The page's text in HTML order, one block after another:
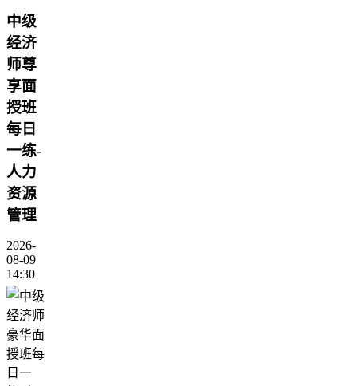
中级
经济
师尊
享面
授班
每日
一练-
人力
资源
管理
2026-
08-09
14:30